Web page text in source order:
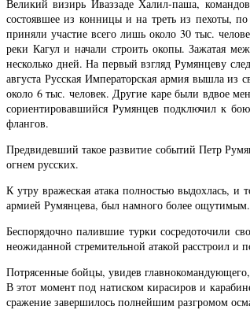
Великий визирь Иваззаде Халил-паша,
состоявшее из конницы и на треть из пехоты,
приняли участие всего лишь около 30 тыс.
реки Кагул и начали строить окопы. Зажатая
несколько дней. На первый взгляд Румянцеву
августа Русская Императорская армия вышла
около 6 тыс. человек. Другие каре были вдвое
сориентировавшийся Румянцев подключил к
флангов.
Предвидевший такое развитие событий Петр
огнем русских.
К утру вражеская атака полностью выдохлась, и
армией Румянцева, был намного более ощутимым.
Беспорядочно палившие турки сосредоточили
неожиданной стремительной атакой расстроил и
Потрясенные бойцы, увидев
В этот момент под натиском кирасиров и
сражение завершилось полнейшим разгромом